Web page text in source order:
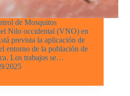
de Mosquitos
Nilo occidental (VNO) en
prevista la aplicación de
entorno de la población de
Los trabajos se…
2025